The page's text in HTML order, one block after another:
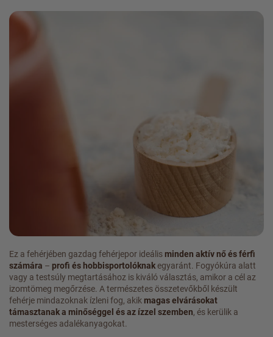
Ez a fehérjében gazdag fehérjepor ideális minden aktív nő és férfi
számára – profi és hobbisportolóknakegyaránt. Fogyókúra alatt
vagy a testsúly megtartásához is kiváló választás, amikor a cél az
izomtömeg megőrzése. A természetes összetevőkből készült
fehérje mindazoknak ízleni fog, akik magas elvárásokat
támasztanak a minőséggel és az ízzel szemben, és kerülik a
mesterséges adalékanyagokat.